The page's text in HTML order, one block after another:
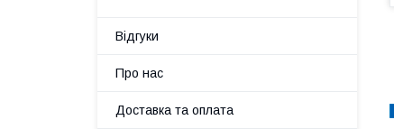
Відгуки
Про нас
Доставка та оплата